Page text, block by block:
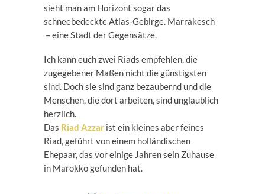
sieht man am Horizont sogar das
schneebedeckte Atlas-Gebirge. Marrakesch
– eine Stadt der Gegensätze.
Ich kann euch zwei Riads empfehlen, die
zugegebener Maßen nicht die günstigsten
sind. Doch sie sind ganz bezaubernd und die
Menschen, die dort arbeiten, sind unglaublich
herzlich.
Das Riad Azzar ist ein kleines aber feines
Riad, geführt von einem holländischen
Ehepaar, das vor einige Jahren sein Zuhause
in Marokko gefunden hat.